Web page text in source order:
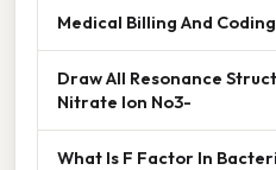
Medical Billing And
Draw All Resonance
Nitrate Ion No3-
What Is F Factor In